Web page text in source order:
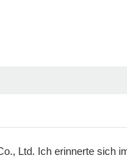
Ltd. Ich erinnerte sich